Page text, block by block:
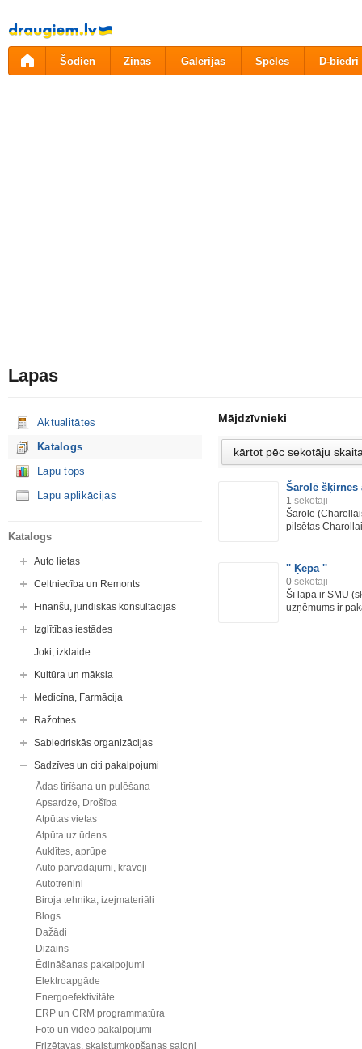
Pāriet
uz
saturu
Šodien Ziņas Galerijas Spēles D-biedri
Lapas
Aktualitātes
Katalogs
Lapu tops
Lapu aplikācijas
Katalogs
Auto lietas
Celtniecība un Remonts
Finanšu, juridiskās konsultācijas
Izglītības iestādes
Joki, izklaide
Kultūra un māksla
Medicīna, Farmācija
Ražotnes
Sabiedriskās organizācijas
Sadzīves un citi pakalpojumi
Ādas tīrīšana un pulēšana
Apsardze, Drošība
Atpūtas vietas
Atpūta uz ūdens
Auklītes, aprūpe
Auto pārvadājumi, krāvēji
Autotreniņi
Biroja tehnika, izejmateriāli
Blogs
Dažādi
Dizains
Ēdināšanas pakalpojumi
Elektroapgāde
Energoefektivitāte
ERP un CRM programmatūra
Foto un video pakalpojumi
Frizētavas, skaistumkopšanas saloni
Mājdzīvnieki
Šarolē šķirnes
1 sekotāji
Šarolē
pilsētas
'' Ķepa ''
0 sekotāji
Šī lapa ir SMU
uzņēmums ir